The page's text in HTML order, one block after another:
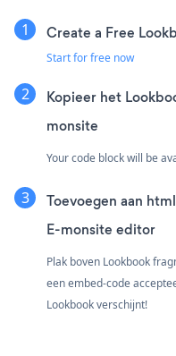
Create a Free
Start for free now
Kopieer het
monsite
Your code block will be
Toevoegen aan
E-monsite editor
Plak boven Lookbook
een embed-code
Lookbook verschijnt!